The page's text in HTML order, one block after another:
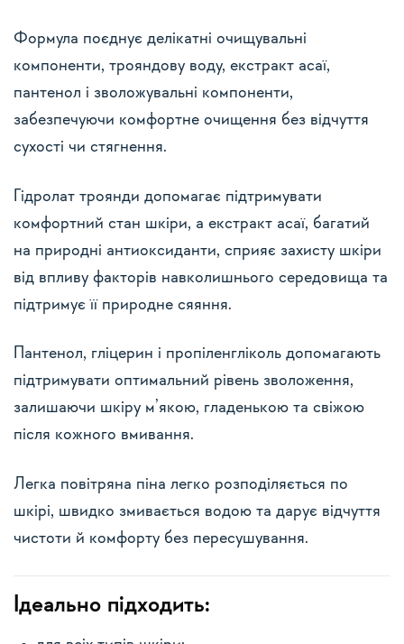
Формула поєднує делікатні очищувальні
компоненти, трояндову воду, екстракт асаї,
пантенол і зволожувальні компоненти,
забезпечуючи комфортне очищення без відчуття
сухості чи стягнення.
Гідролат троянди допомагає підтримувати
комфортний стан шкіри, а екстракт асаї, багатий
на природні антиоксиданти, сприяє захисту шкіри
від впливу факторів навколишнього середовища та
підтримує її природне сяяння.
Пантенол, гліцерин і пропіленгліколь допомагають
підтримувати оптимальний рівень зволоження,
залишаючи шкіру м’якою, гладенькою та свіжою
після кожного вмивання.
Легка повітряна піна легко розподіляється по
шкірі, швидко змивається водою та дарує відчуття
чистоти й комфорту без пересушування.
Ідеально підходить: